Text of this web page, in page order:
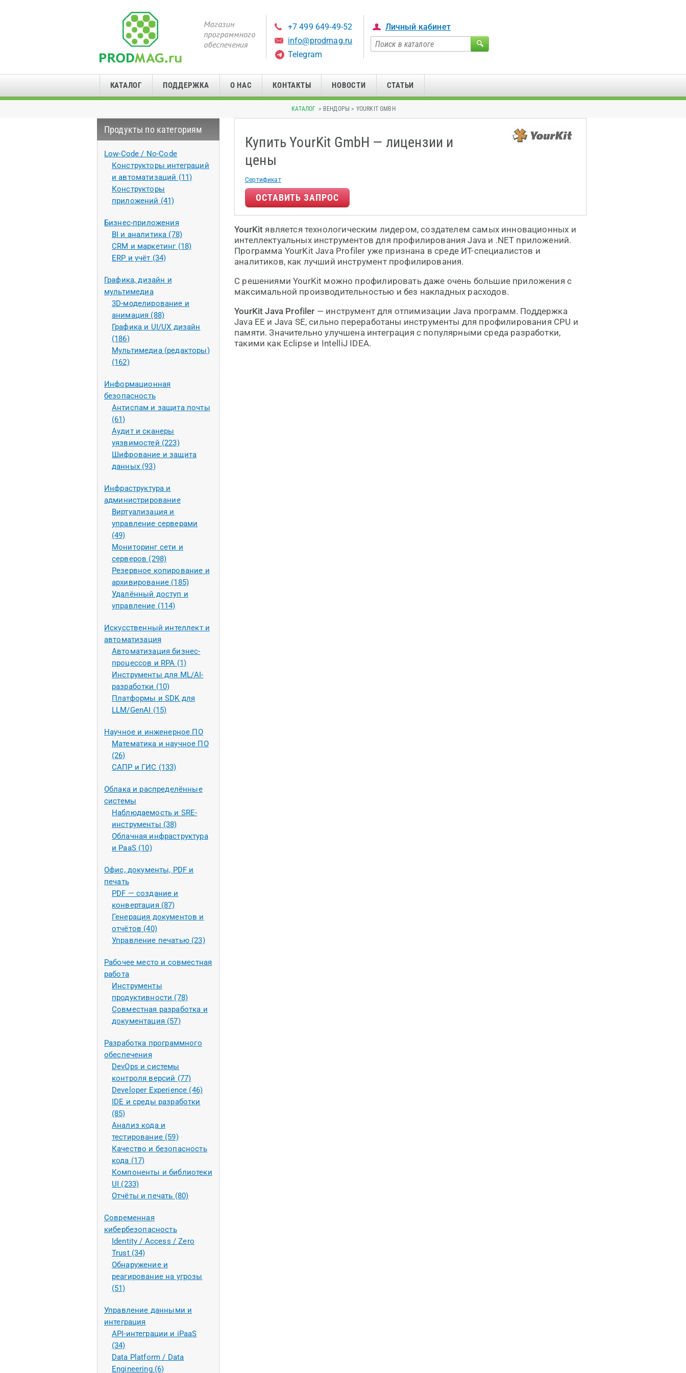
+7 499 649-49-52
info@prodmag.ru
Telegram
Личный кабинет
КАТАЛОГ ПОДДЕРЖКА О НАС КОНТАКТЫ НОВОСТИ СТАТЬИ
КАТАЛОГ > ВЕНДОРЫ > YOURKIT GMBH
Продукты по категориям
Low-Code / No-Code
Конструкторы интеграций
и автоматизаций (11)
Конструкторы
приложений (41)
Бизнес-приложения
BI и аналитика (78)
CRM и маркетинг (18)
ERP и учёт (34)
Графика, дизайн и
мультимедиа
3D-моделирование и
анимация (88)
Графика и UI/UX дизайн
(186)
Мультимедиа (редакторы)
(162)
Информационная
безопасность
Антиспам и защита почты
(61)
Аудит и сканеры
уязвимостей (223)
Шифрование и защита
данных (93)
Инфраструктура и
администрирование
Виртуализация и
управление серверами
(49)
Мониторинг сети и
серверов (298)
Резервное копирование и
архивирование (185)
Удалённый доступ и
управление (114)
Искусственный интеллект и
автоматизация
Автоматизация бизнес-
процессов и RPA (1)
Инструменты для ML/AI-
разработки (10)
Платформы и SDK для
LLM/GenAI (15)
Научное и инженерное ПО
Математика и научное ПО
(26)
САПР и ГИС (133)
Облака и распределённые
системы
Наблюдаемость и SRE-
инструменты (38)
Облачная инфраструктура
и PaaS (10)
Офис, документы, PDF и
печать
PDF — создание и
конвертация (87)
Генерация документов и
отчётов (40)
Управление печатью (23)
Рабочее место и совместная
работа
Инструменты
продуктивности (78)
Совместная разработка и
документация (57)
Разработка программного
обеспечения
DevOps и системы
контроля версий (77)
Developer Experience (46)
IDE и среды разработки
(85)
Анализ кода и
тестирование (59)
Качество и безопасность
кода (17)
Компоненты и библиотеки
UI (233)
Отчёты и печать (80)
Современная
кибербезопасность
Identity / Access / Zero
Trust (34)
Обнаружение и
реагирование на угрозы
(51)
Управление данными и
интеграция
API-интеграции и iPaaS
(34)
Data Platform / Data
Engineering (6)
Купить YourKit GmbH — лицензии и
цены
Сертификат
ОСТАВИТЬ ЗАПРОС
YourKit является технологическим лидером, создателем самых инновационных и
интеллектуальных инструментов для профилирования Java и .NET приложений.
Программа YourKit Java Profiler уже признана в среде ИТ-специалистов и
аналитиков, как лучший инструмент профилирования.
С решениями YourKit можно профилировать даже очень большие приложения с
максимальной производительностью и без накладных расходов.
YourKit Java Profiler — инструмент для отпимизации Java программ. Поддержка
Java EE и Java SE, сильно переработаны инструменты для профилирования CPU и
памяти. Значительно улучшена интеграция с популярными среда разработки,
такими как Eclipse и IntelliJ IDEA.